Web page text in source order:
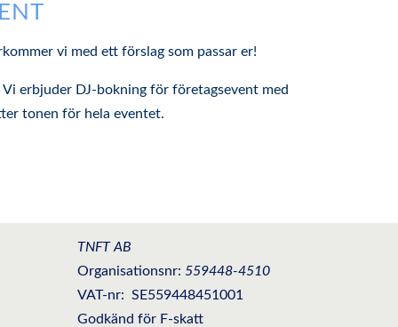
vi med ett förslag som passar er!
erbjuder DJ-bokning för företagsevent med
tonen för hela eventet.
TNFT AB
Organisationsnr: 559448-4510
VAT-nr: SE559448451001
Godkänd för F-skatt